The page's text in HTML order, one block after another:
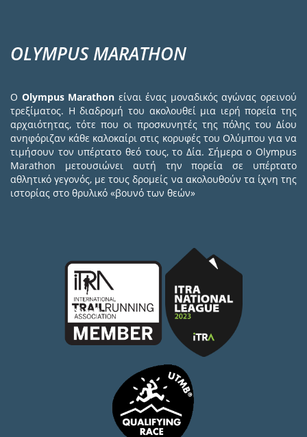
OLYMPUS MARATHON
Ο Olympus Marathon είναι ένας μοναδικός αγώνας ορεινού
τρεξίματος. Η διαδρομή του ακολουθεί μια ιερή πορεία της
αρχαιότητας, τότε που οι προσκυνητές της πόλης του Δίου
ανηφόριζαν κάθε καλοκαίρι στις κορυφές του Ολύμπου για να
τιμήσουν τον υπέρτατο θεό τους, το Δία. Σήμερα ο Olympus
Marathon μετουσιώνει αυτή την πορεία σε υπέρτατο
αθλητικό γεγονός, με τους δρομείς να ακολουθούν τα ίχνη της
ιστορίας στο θρυλικό «βουνό των θεών»